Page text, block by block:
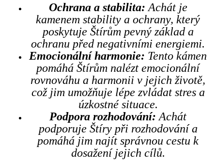
Ochrana a stabilita: Achát je
kamenem stability a ochrany, který
poskytuje Štírům pevný základ a
ochranu před negativními energiemi.
Emocionální harmonie: Tento kámen
pomáhá Štírům nalézt emocionální
rovnováhu a harmonii v jejich životě,
což jim umožňuje lépe zvládat stres a
úzkostné situace.
Podpora rozhodování: Achát
podporuje Štíry při rozhodování a
pomáhá jim najít správnou cestu k
dosažení jejich cílů.